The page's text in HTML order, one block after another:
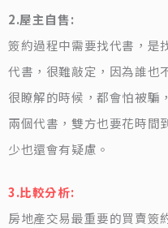
2.屋主自售:
簽約過程中需要找代書，是
代書，很難敲定，因為誰也
很瞭解的時候，都會怕被騙
兩個代書，雙方也要花時間
少也還會有疑慮。
3.比較分析:
房地產交易最重要的買賣簽